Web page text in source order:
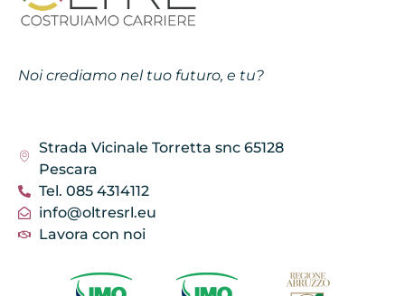
Noi crediamo nel tuo futuro, e tu?
Strada Vicinale Torretta snc 65128
Pescara
Tel. 085 4314112
info@oltresrl.eu
Lavora con noi